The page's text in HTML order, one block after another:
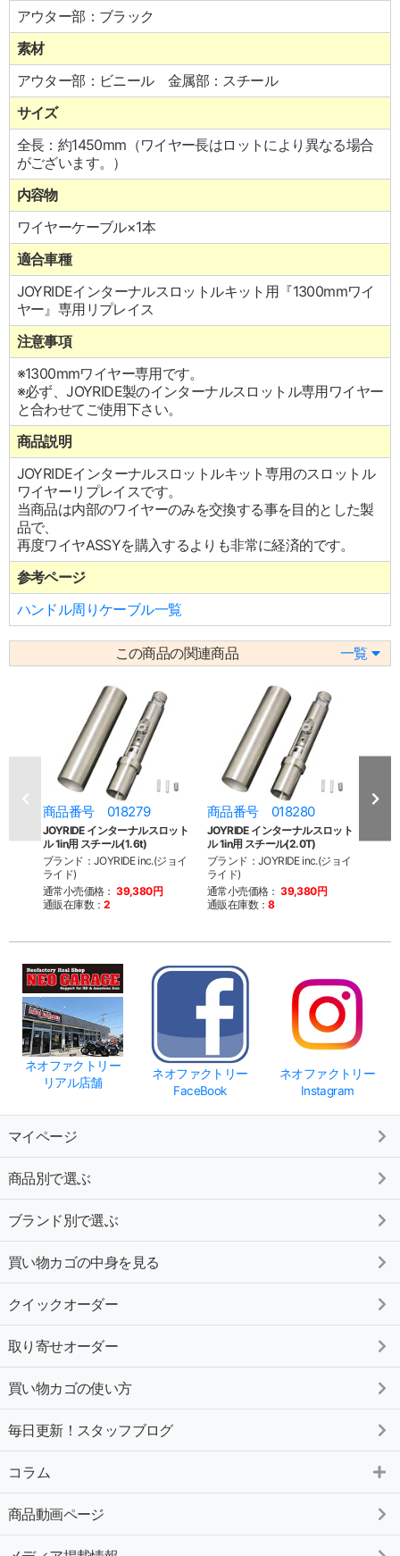
アウター部：ブラック
素材
アウター部：ビニール 金属部：スチール
サイズ
全長：約1450mm（ワイヤー長はロットにより異なる場合
がございます。）
内容物
ワイヤーケーブル×1本
適合車種
JOYRIDEインターナルスロットルキット用『1300mmワイ
ヤー』専用リプレイス
注意事項
※1300mmワイヤー専用です。
※必ず、JOYRIDE製のインターナルスロットル専用ワイヤー
と合わせてご使用下さい。
商品説明
JOYRIDEインターナルスロットルキット専用のスロットル
ワイヤーリプレイスです。
当商品は内部のワイヤーのみを交換する事を目的とした製
品で、
再度ワイヤASSYを購入するよりも非常に経済的です。
参考ページ
ハンドル周りケーブル一覧
この商品の関連商品 一覧
商品番号 018279
JOYRIDE インターナルスロット
ル 1in用 スチール(1.6t)
ブランド：JOYRIDE inc.(ジョイ
ライド)
通常小売価格： 39,380円
通販在庫数：2
商品番号 018280
JOYRIDE インターナルスロット
ル 1in用 スチール(2.0T)
ブランド：JOYRIDE inc.(ジョイ
ライド)
通常小売価格： 39,380円
通販在庫数：8
ル
ネオファクトリー
リアル店舗
ネオファクトリー
FaceBook
ネオファクトリー
Instagram
マイページ
商品別で選ぶ
ブランド別で選ぶ
買い物カゴの中身を見る
クイックオーダー
取り寄せオーダー
買い物カゴの使い方
毎日更新！スタッフブログ
コラム
商品動画ページ